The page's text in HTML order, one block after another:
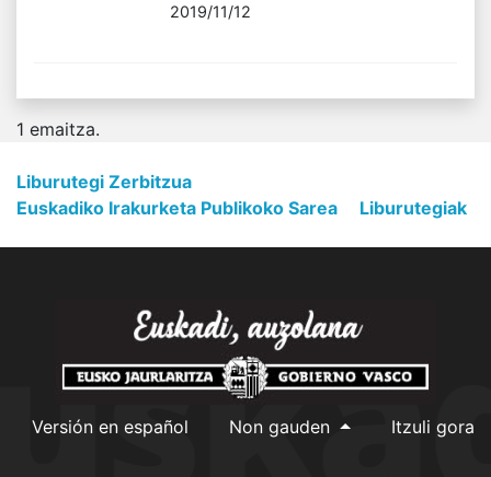
2019/11/12
1 emaitza.
Liburutegi Zerbitzua
Euskadiko Irakurketa Publikoko Sarea
Liburutegiak
Versión en español Non gauden Itzuli gora